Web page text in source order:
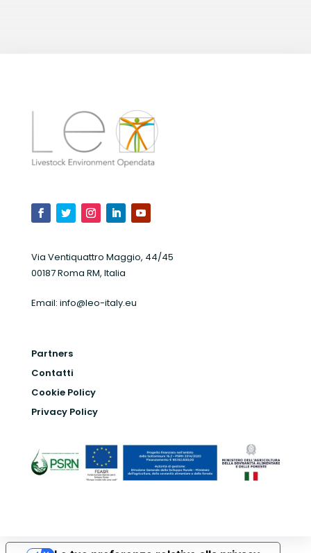
Via Ventiquattro Maggio, 44/45
00187 Roma RM, Italia
Email: info@leo-italy.eu
Partners
Contatti
Cookie Policy
Privacy Policy